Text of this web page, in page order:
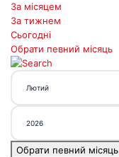
За місяцем
За тижнем
Сьогодні
Обрати певний місяць
Обрати певний місяць